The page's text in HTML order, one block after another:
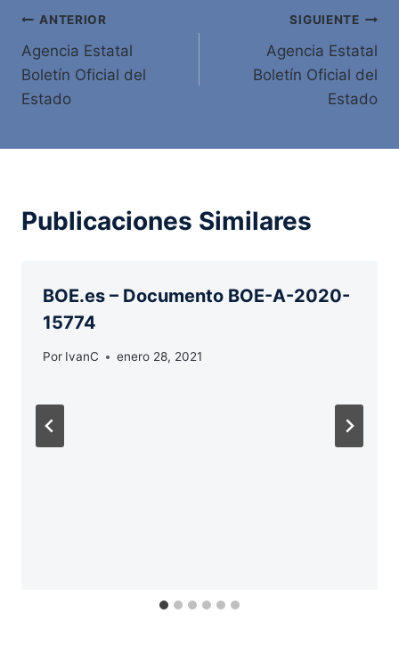
Navegación
de
entradas
ANTERIOR
Agencia Estatal
Boletín Oficial del
Estado
SIGUIENTE
Agencia Estatal
Boletín Oficial del
Estado
Publicaciones Similares
BOE.es – Documento BOE-A-2020-
15774
Por IvanC enero 28, 2021